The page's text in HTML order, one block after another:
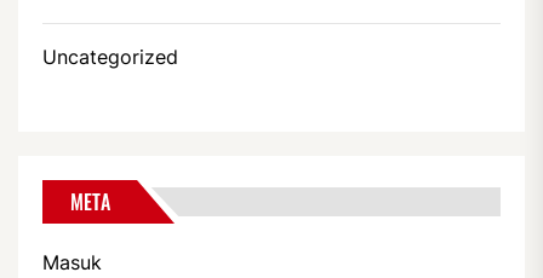
Uncategorized
META
Masuk